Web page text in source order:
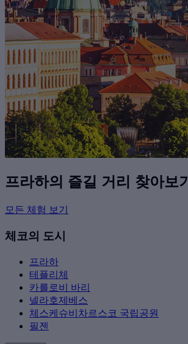
프라하의 즐길 거리 찾아보기
모든 체험 보기
체코의 도시
프라하
테플리체
카를로비 바리
넬라호제베스
체스케슈비차르스코 국립공원
필젠